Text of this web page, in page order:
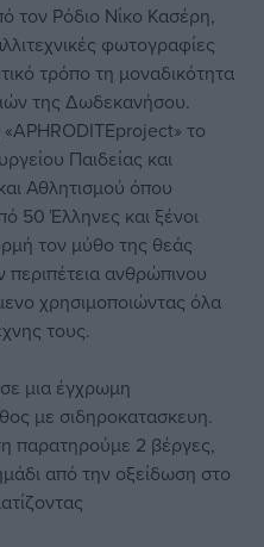
τον Ρόδιο Νίκο Κασέρη,
φωτογραφίες
τρόπο τη μοναδικότητα
της Δωδεκανήσου.
το
Παιδείας και
Αθλητισμού όπου
50 Έλληνες και ξένοι
τον μύθο της θεάς
ανθρώπινου
χρησιμοποιώντας όλα
τους.
μια έγχρωμη
με σιδηροκατασκευη.
παρατηρούμε 2 βέργες,
από την οξείδωση στο